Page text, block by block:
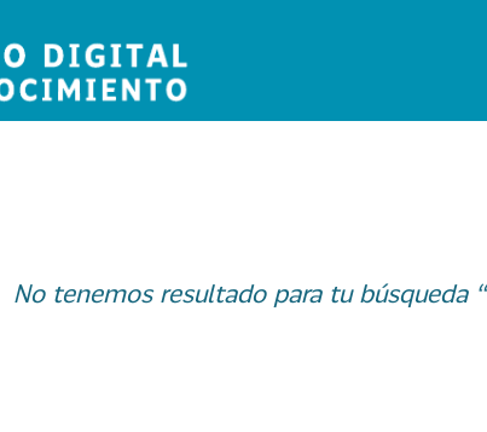
No tenemos resultado para tu búsqueda